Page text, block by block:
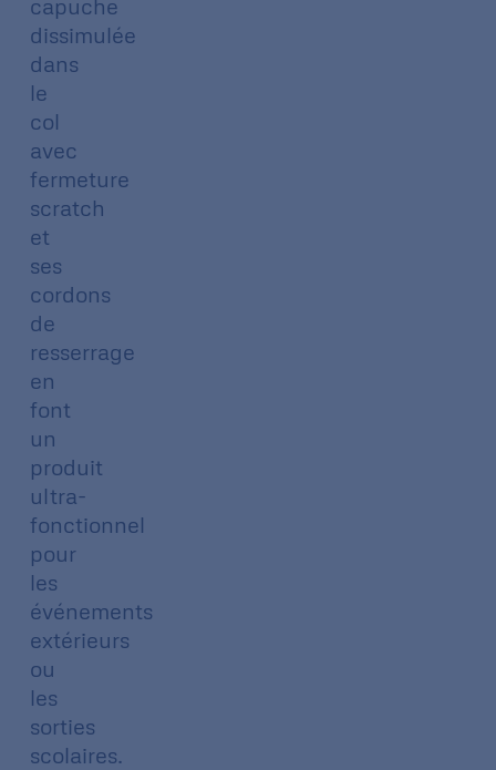
capuche
dissimulée
dans
le
col
avec
fermeture
scratch
et
ses
cordons
de
resserrage
en
font
un
produit
ultra-
fonctionnel
pour
les
événements
extérieurs
ou
les
sorties
scolaires.